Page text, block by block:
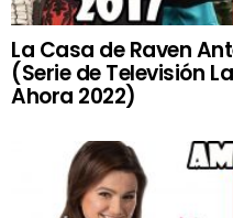
La Casa de Raven
(Serie de Televisión
Ahora 2022)